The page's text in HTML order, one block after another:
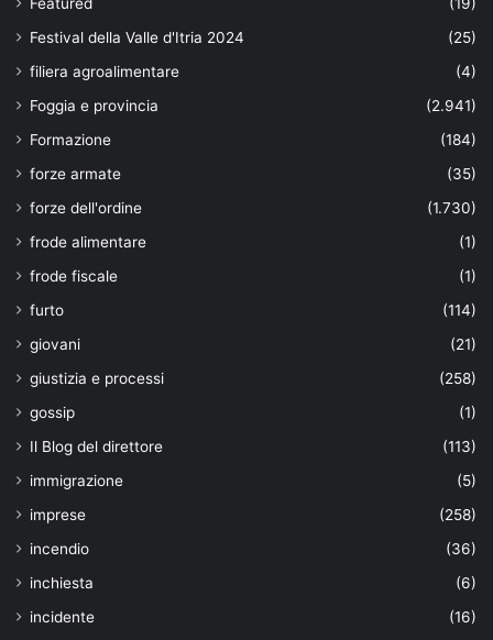
Festival della Valle d'Itria 2024
(25)
filiera agroalimentare
(4)
Foggia e provincia
(2.941)
Formazione
(184)
forze armate
(35)
forze dell'ordine
(1.730)
frode alimentare
(1)
frode fiscale
(1)
furto
(114)
giovani
(21)
giustizia e processi
(258)
gossip
(1)
Il Blog del direttore
(113)
immigrazione
(5)
imprese
(258)
incendio
(36)
inchiesta
(6)
incidente
(16)